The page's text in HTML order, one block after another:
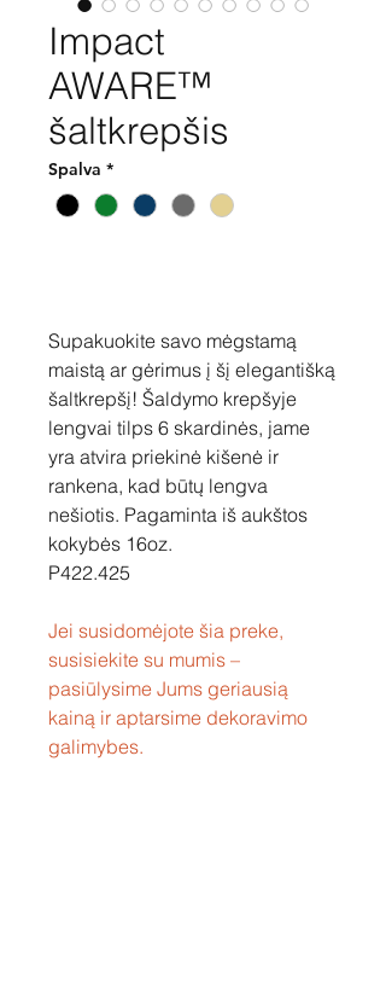
Impact
AWARE™
šaltkrepšis
Spalva *
Supakuokite savo mėgstamą
maistą ar gėrimus į šį elegantišką
šaltkrepšį! Šaldymo krepšyje
lengvai tilps 6 skardinės, jame
yra atvira priekinė kišenė ir
rankena, kad būtų lengva
nešiotis. Pagaminta iš aukštos
kokybės 16oz.
P422.425
Jei susidomėjote šia preke,
susisiekite su mumis –
pasiūlysime Jums geriausią
kainą ir aptarsime dekoravimo
galimybes.